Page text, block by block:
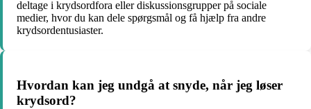
deltage i krydsordfora eller diskussionsgrupper på sociale
medier, hvor du kan dele spørgsmål og få hjælp fra andre
krydsordentusiaster.
Hvordan kan jeg undgå at snyde, når jeg løser
krydsord?